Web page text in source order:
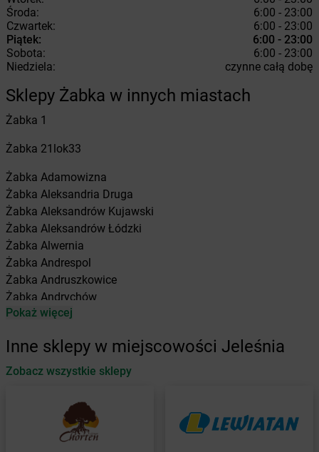
Środa:
6:00 - 23:00
Czwartek:
6:00 - 23:00
Piątek:
6:00 - 23:00
Sobota:
6:00 - 23:00
Niedziela:
czynne całą dobę
Sklepy Żabka w innych miastach
Żabka 1
Żabka 21lok33
Żabka Adamowizna
Żabka Aleksandria Druga
Żabka Aleksandrów Kujawski
Żabka Aleksandrów Łódzki
Żabka Alwernia
Żabka Andrespol
Żabka Andruszkowice
Żabka Andrychów
Żabka Antonie
Żabka Automat
Żabka Babica
Babimost
Baborów
Baboszewo
Pokaż więcej
Inne sklepy w miejscowości Jeleśnia
Zobacz wszystkie sklepy